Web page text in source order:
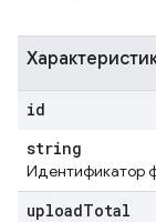
id
string
Идентификатор
uploadTotal